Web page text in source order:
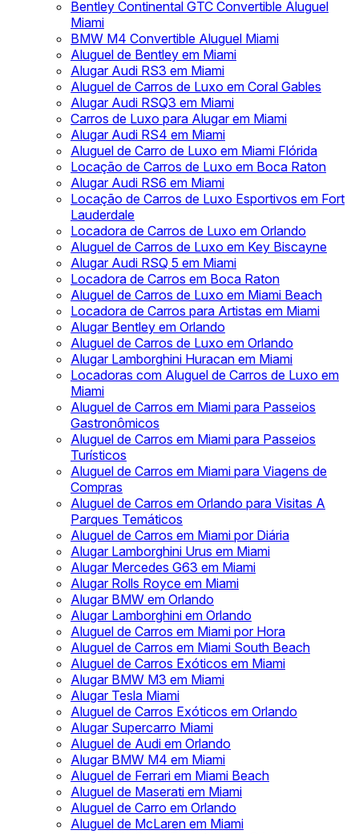
Bentley Continental GTC Convertible Aluguel
Miami
BMW M4 Convertible Aluguel Miami
Aluguel de Bentley em Miami
Alugar Audi RS3 em Miami
Aluguel de Carros de Luxo em Coral Gables
Alugar Audi RSQ3 em Miami
Carros de Luxo para Alugar em Miami
Alugar Audi RS4 em Miami
Aluguel de Carro de Luxo em Miami Flórida
Locação de Carros de Luxo em Boca Raton
Alugar Audi RS6 em Miami
Locação de Carros de Luxo Esportivos em Fort
Lauderdale
Locadora de Carros de Luxo em Orlando
Aluguel de Carros de Luxo em Key Biscayne
Alugar Audi RSQ 5 em Miami
Locadora de Carros em Boca Raton
Aluguel de Carros de Luxo em Miami Beach
Locadora de Carros para Artistas em Miami
Alugar Bentley em Orlando
Aluguel de Carros de Luxo em Orlando
Alugar Lamborghini Huracan em Miami
Locadoras com Aluguel de Carros de Luxo em
Miami
Aluguel de Carros em Miami para Passeios
Gastronômicos
Aluguel de Carros em Miami para Passeios
Turísticos
Aluguel de Carros em Miami para Viagens de
Compras
Aluguel de Carros em Orlando para Visitas A
Parques Temáticos
Aluguel de Carros em Miami por Diária
Alugar Lamborghini Urus em Miami
Alugar Mercedes G63 em Miami
Alugar Rolls Royce em Miami
Alugar BMW em Orlando
Alugar Lamborghini em Orlando
Aluguel de Carros em Miami por Hora
Aluguel de Carros em Miami South Beach
Aluguel de Carros Exóticos em Miami
Alugar BMW M3 em Miami
Alugar Tesla Miami
Aluguel de Carros Exóticos em Orlando
Alugar Supercarro Miami
Aluguel de Audi em Orlando
Alugar BMW M4 em Miami
Aluguel de Ferrari em Miami Beach
Aluguel de Maserati em Miami
Aluguel de Carro em Orlando
Aluguel de McLaren em Miami